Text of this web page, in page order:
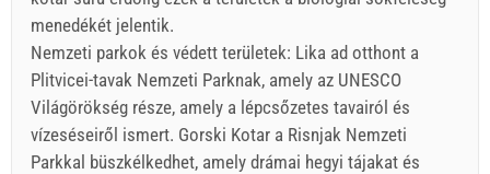
menedékét jelentik.
Nemzeti parkok és védett területek: Lika ad otthont a
Plitvicei-tavak Nemzeti Parknak, amely az UNESCO
Világörökség része, amely a lépcsőzetes tavairól és
vízeséseiről ismert. Gorski Kotar a Risnjak Nemzeti
Parkkal büszkélkedhet, amely drámai hegyi tájakat és